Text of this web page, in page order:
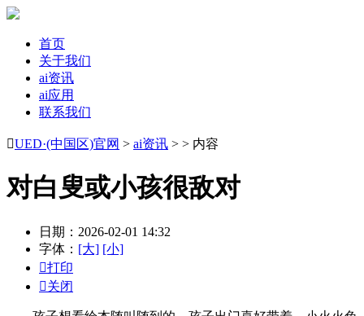
首页
关于我们
ai资讯
ai应用
联系我们
UED·(中国区)官网 > ai资讯 > > 内容
对白叟或小孩很敌对
日期：2026-02-01 14:32
字体： [大] [小]
打印
关闭